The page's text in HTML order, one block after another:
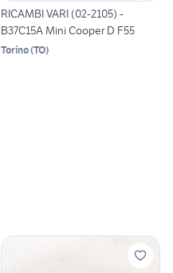
RICAMBI VARI (02-2105) -
B37C15A Mini Cooper D F55
Torino(TO)